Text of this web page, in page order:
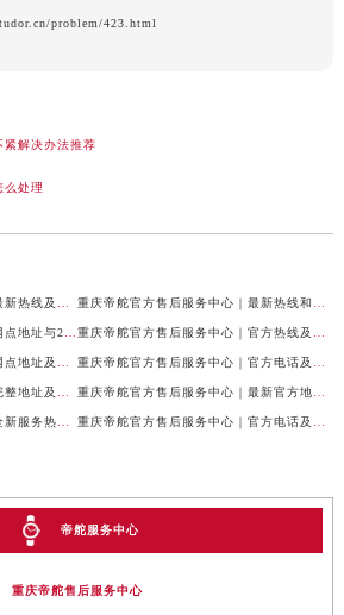
problem/423.html
紧解决办法推荐
么处理
重庆帝舵官方售后服务中心｜最新热线及全部网点地址权威信息公示（2026年7月最新） 重庆帝舵官方售后服务中心｜最新热线和维修地址权威信息公示（2026年7月最新）
重庆帝舵官方售后服务中心｜网点地址与24小时客服电话权威信息公示（2026年7月最新） 重庆帝舵官方售后服务中心｜官方热线及网点地址权威信息公示（2026年7月最新）
重庆帝舵官方售后服务中心｜网点地址及售后服务热线权威信息公示（2026年7月最新） 重庆帝舵官方售后服务中心｜官方电话及详细网点地址权威信息公示（2026年7月最新）
重庆帝舵官方售后服务中心｜完整地址及售后服务热线权威信息公示（2026年7月最新） 重庆帝舵官方售后服务中心｜最新官方地址和维修热线权威信息公示（2026年7月最新）
重庆帝舵官方售后服务中心｜全新服务热线及完整地址权威信息公示（2026年7月最新） 重庆帝舵官方售后服务中心｜官方电话及服务网点地址权威信息公示（2026年7月最新）
帝舵服务中心
重庆帝舵售后服务中心